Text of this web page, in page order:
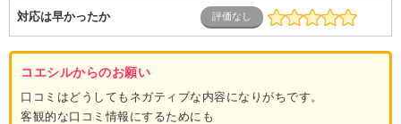
対応は早かったか
コエシルからのお願い
口コミはどうしてもネガティブな内容になりがちです。
客観的な口コミ情報にするためにも